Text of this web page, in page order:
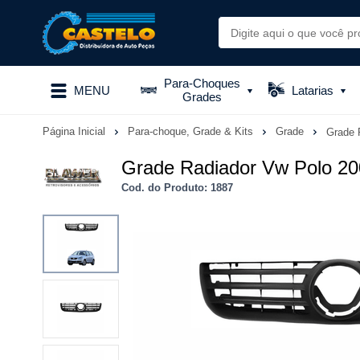
MENU
Para-Choques
Grades
Latarias
Página Inicial Para-choque, Grade & Kits Grade Grade
Grade Radiador Vw Polo
Cod. do Produto: 1887